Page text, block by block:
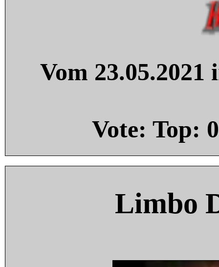
Vom
Vote: Top: 0
Limbo